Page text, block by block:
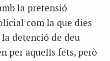
la pretensió
com la que dies
la detenció de deu
per aquells fets, però